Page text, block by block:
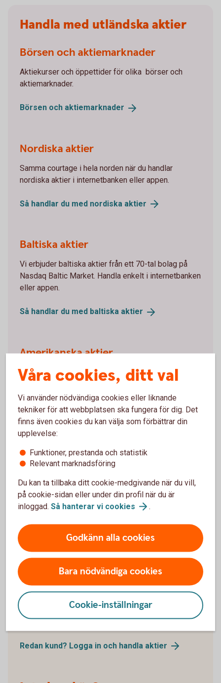
Handla med utländska aktier
Börsen och aktiemarknader
Aktiekurser och öppettider för olika börser och
aktiemarknader.
Börsen och aktiemarknader
Nordiska aktier
Samma courtage i hela norden när du handlar
nordiska aktier i internetbanken eller appen.
Så handlar du med nordiska aktier
Baltiska aktier
Vi erbjuder baltiska aktier från ett 70-tal bolag på
Nasdaq Baltic Market. Handla enkelt i internetbanken
eller appen.
Så handlar du med baltiska aktier
Amerikanska aktier
Handla med hundratals amerikanska aktier från New
York Stock Exchange och Nasdaq i internetbanken
och appen.
Så handlar du med amerikanskaaktier
Håll dig uppdaterad - Aktiellt
Dagliga bolagsanalyser, börskommentarer,
tips runt pension och privatekonomi.
Aktiellt(swedbank-aktiellt.se)
Handla aktier som kund
Redan kund? Logga in och handla aktier
Våra cookies, ditt val
Vi använder nödvändiga cookies eller liknande
tekniker för att webbplatsen ska fungera för dig. Det
finns även cookies du kan välja som förbättrar din
upplevelse:
Funktioner, prestanda och statistik
Relevant marknadsföring
Du kan ta tillbaka ditt cookie-medgivande när du vill,
på cookie-sidan eller under din profil när du är
inloggad. Så hanterar vi cookies .
Godkänn alla cookies
Bara nödvändiga cookies
Cookie-inställningar